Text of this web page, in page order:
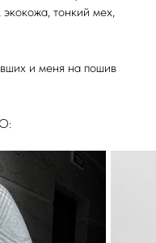
тонкий мех,
и меня на пошив
: